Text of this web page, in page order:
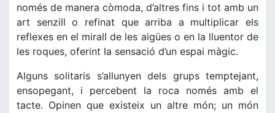
només de manera còmoda, d’altres fins i tot amb un
art senzill o refinat que arriba a multiplicar els
reflexes en el mirall de les aigües o en la lluentor de
les roques, oferint la sensació d’un espai màgic.
Alguns solitaris s’allunyen dels grups temptejant,
ensopegant, i percebent la roca només amb el
tacte. Opinen que existeix un altre món; un món